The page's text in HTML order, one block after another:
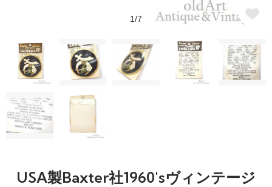
1/7
USA製Baxter社1960'sヴィンテージ